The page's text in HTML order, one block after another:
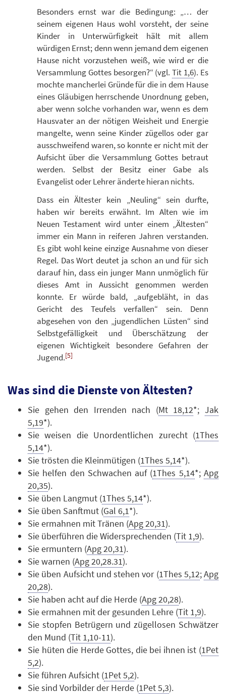
Besonders ernst war die Bedingung: „… der
seinem eigenen Haus wohl vorsteht, der seine
Kinder in Unterwürfigkeit hält mit allem
würdigen Ernst; denn wenn jemand dem eigenen
Hause nicht vorzustehen weiß, wie wird er die
Versammlung Gottes besorgen?“ (vgl.Tit 1,6). Es
mochte mancherlei Gründe für die in dem Hause
eines Gläubigen herrschende Unordnung geben,
aber wenn solche vorhanden war, wenn es dem
Hausvater an der nötigen Weisheit und Energie
mangelte, wenn seine Kinder zügellos oder gar
ausschweifend waren, so konnte er nicht mit der
Aufsicht über die Versammlung Gottes betraut
werden. Selbst der Besitz einer Gabe als
Evangelist oder Lehrer änderte hieran nichts.
Dass ein Ältester kein „Neuling“ sein durfte,
haben wir bereits erwähnt. Im Alten wie im
Neuen Testament wird unter einem „Ältesten“
immer ein Mann in reiferen Jahren verstanden.
Es gibt wohl keine einzige Ausnahme von dieser
Regel. Das Wort deutet ja schon an und für sich
darauf hin, dass ein junger Mann unmöglich für
dieses Amt in Aussicht genommen werden
konnte. Er würde bald, „aufgebläht, in das
Gericht des Teufels verfallen“ sein. Denn
abgesehen von den „jugendlichen Lüsten“ sind
Selbstgefälligkeit und Überschätzung der
eigenen Wichtigkeit besondere Gefahren der
Jugend.[5]
Was sind die Dienste von Ältesten?
Sie gehen den Irrenden nach (Mt 18,12*;Jak
5,19*).
Sie weisen die Unordentlichen zurecht (1Thes
5,14*).
Sie trösten die Kleinmütigen (1Thes 5,14*).
Sie helfen den Schwachen auf (1Thes 5,14*;Apg
20,35).
Sie üben Langmut (1Thes 5,14*).
Sie üben Sanftmut (Gal 6,1*).
Sie ermahnen mit Tränen (Apg 20,31).
Sie überführen die Widersprechenden (Tit 1,9).
Sie ermuntern (Apg 20,31).
Sie warnen (Apg 20,28.31).
Sie üben Aufsicht und stehen vor (1Thes 5,12;Apg
20,28).
Sie haben acht auf die Herde (Apg 20,28).
Sie ermahnen mit der gesunden Lehre (Tit 1,9).
Sie stopfen Betrügern und zügellosen Schwätzer
den Mund (Tit 1,10-11).
Sie hüten die Herde Gottes, die bei ihnen ist (1Pet
5,2).
Sie führen Aufsicht (1Pet 5,2).
Sie sind Vorbilder der Herde (1Pet 5,3).